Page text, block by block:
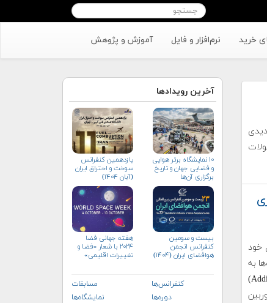
خرید نرم‌افزار و فایل آموزش و پژوهش
خود
به
(Additive Manufacturing)
آخرین رویدادها
۱۰ نمایشگاه برتر هوایی
و فضایی جهان و تاریخ
برگزاری آن‌ها
یازدهمین کنفرانس
سوخت و احتراق ایران
(آبان‌ ۱۴۰۴)
بیست و سومین
کنفرانس انجمن
هوافضای ايران (۱۴۰۴)
هفته جهانی فضا
۲۰۲۴ با شعار «فضا و
تغییرات اقلیمی»
کنفرانس‌ها
مسابقات
دوره‌ها
نمایشگاه‌ها